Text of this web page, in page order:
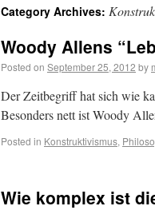
Category Archives:
Woody Allens
Posted on September 25, 2012 by
Der Zeitbegriff hat sich wie
Besonders nett ist Woody
Posted in Konstruktivismus,
Wie komplex ist